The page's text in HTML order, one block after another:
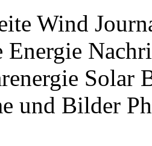
Wind
Energie
Solar
und Bilder